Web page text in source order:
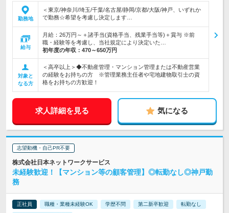
勤務地
＜東京/神奈川/埼玉/千葉/名古屋/静岡/京都/大阪/神戸、いずれか
で勤務☆希望を考慮し決定します…
給与
月給：26万円～＋諸手当(資格手当、残業手当等)＋賞与 ※前
職・経験等を考慮し、当社規定により決定いた…
初年度の年収： 470～650万円
対象と
なる方
＜高卒以上＞◆不動産管理・マンション管理または不動産営業
の経験をお持ちの方 ※管理業務主任者や宅地建物取引士の資
格をお持ちの方歓迎！
求人詳細を見る 気になる
志望動機・自己PR不要
株式会社日本ネットワークサービス
未経験歓迎！【マンション等の顧客管理】◎転勤なし◎神戸勤
務
正社員 職種・業種未経験OK 学歴不問 第二新卒歓迎 転勤なし